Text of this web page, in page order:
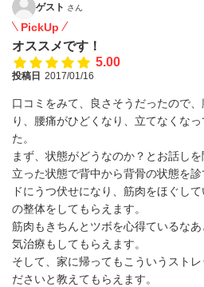
ゲスト さん
PickUp
オススメです！
5.00
投稿日 2017/01/16
口コミをみて、良さそうだったので
り、腰痛がひどくなり、立てなくな
た。
まず、状態がどうなのか？とお話しを
立った状態で背中から背骨の状態を
ドにうつ伏せになり、筋肉をほぐし
の整体をしてもらえます。
筋肉もきちんとツボを心得ているな
気治療もしてもらえます。
そして、家に帰ってもこういうスト
ださいと教えてもらえます。